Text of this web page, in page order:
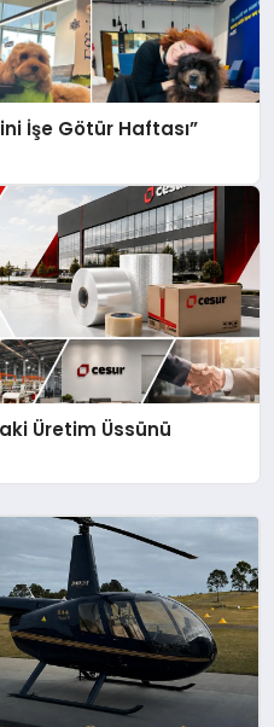
İşe Götür Haftası”
Üretim Üssünü